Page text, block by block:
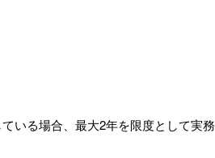
いる場合、最大2年を限度として実務